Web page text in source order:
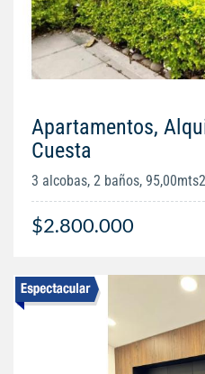
Apartamentos,
Cuesta
3 alcobas, 2 baños, 95,00mts2
$2.800.000